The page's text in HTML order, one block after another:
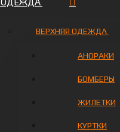
ВЕРХНЯЯ ОДЕЖДА
АНОРАКИ
БОМБЕРЫ
ЖИЛЕТКИ
КУРТКИ